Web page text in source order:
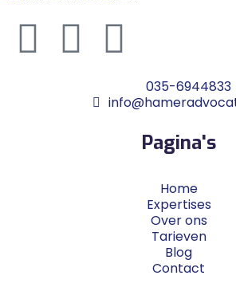
035-6944833
Pagina's
Home
Expertises
Over ons
Tarieven
Blog
Contact